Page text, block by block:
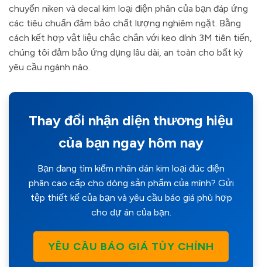
chuyển niken và decal kim loại điện phân của bạn đáp ứng
các tiêu chuẩn đảm bảo chất lượng nghiêm ngặt. Bằng
cách kết hợp vật liệu chắc chắn với keo dính 3M tiên tiến,
chúng tôi đảm bảo ứng dụng lâu dài, an toàn cho bất kỳ
yêu cầu ngành nào.
Thay đổi nhận diện thương hiệu
của bạn ngay hôm nay
Bạn đang tìm kiếm nhãn dán kim loại đúc điện
phân cao cấp cho dòng sản phẩm của mình? Gửi
tệp thiết kế của bạn và yêu cầu báo giá phù hợp
cho dự án của bạn.
YÊU CẦU BÁO GIÁ TÙY CHỈNH